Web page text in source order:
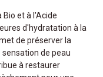
et à l'Acide
d'hydratation à la
de préserver la
de peau
à restaurer